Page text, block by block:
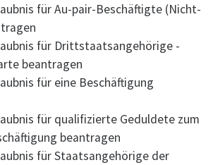
für Au-pair-Beschäftigte (Nicht-
für Drittstaatsangehörige -
beantragen
für eine Beschäftigung
für qualifizierte Geduldete zum
beantragen
für Staatsangehörige der